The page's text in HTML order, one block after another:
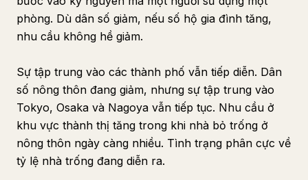
phòng. Dù dân số giảm, nếu số hộ gia đình tăng,
nhu cầu không hề giảm.
Sự tập trung vào các thành phố vẫn tiếp diễn. Dân
số nông thôn đang giảm, nhưng sự tập trung vào
Tokyo, Osaka và Nagoya vẫn tiếp tục. Nhu cầu ở
khu vực thành thị tăng trong khi nhà bỏ trống ở
nông thôn ngày càng nhiều. Tình trạng phân cực về
tỷ lệ nhà trống đang diễn ra.